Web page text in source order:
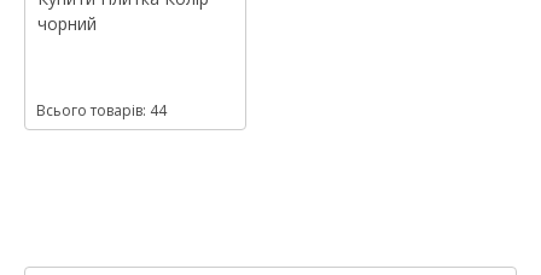
чорний
Всього товарів: 44